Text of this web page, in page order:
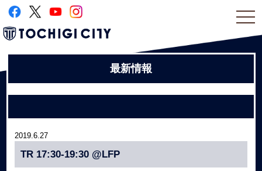
最新情報
2019.6.27
TR 17:30-19:30 @LFP